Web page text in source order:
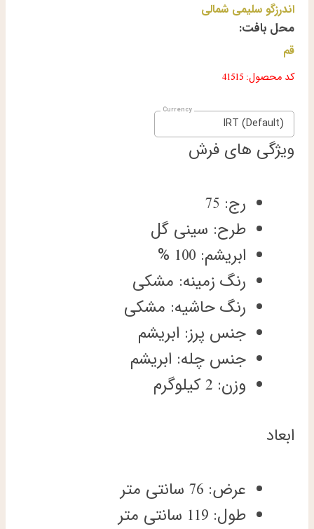
اندرزگو سلیمی شمالی
محل بافت:
قم
کد محصول: 41515
IRT (Default)
ویژگی های فرش
رج: 75
طرح: سینی گل
ابریشم: 100 %
رنگ زمینه: مشکی
رنگ حاشیه: مشکی
جنس پرز: ابریشم
جنس چله: ابریشم
وزن: 2 کیلوگرم
ابعاد
عرض: 76 سانتی متر
طول: 119 سانتی متر